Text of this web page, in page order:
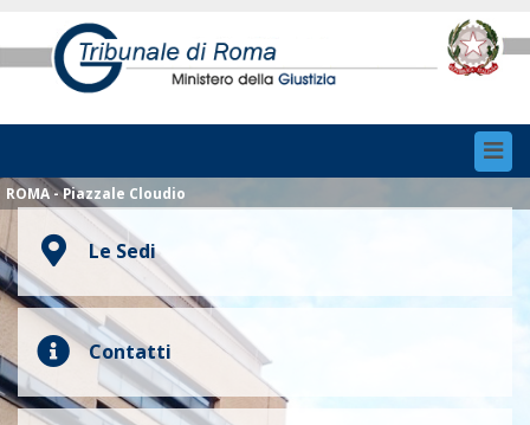
ROMA - Piazzale Cloudio
Le Sedi
Contatti